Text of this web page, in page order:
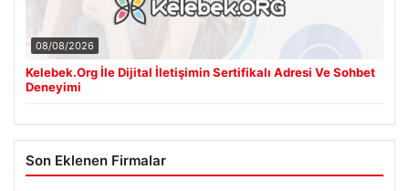
08/08/2026
Kelebek.Org İle Dijital İletişimin Sertifikalı Adresi Ve Sohbet
Deneyimi
Son Eklenen Firmalar